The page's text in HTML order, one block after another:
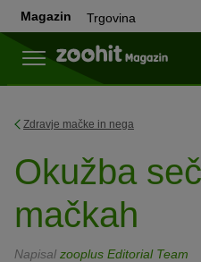
Magazin Trgovina
Zdravje mačke in nega
Okužba
mačkah
Napisal zooplus Editorial Team